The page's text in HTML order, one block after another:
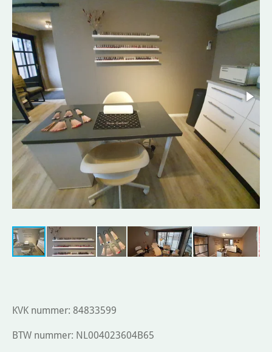
KVK nummer: 84833599
BTW nummer: NL004023604B65